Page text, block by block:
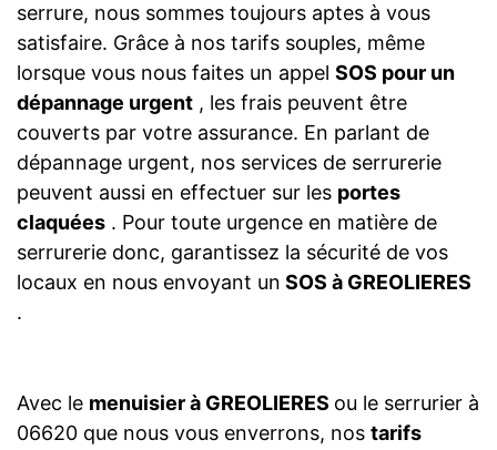
serrure, nous sommes toujours aptes à vous
satisfaire. Grâce à nos tarifs souples, même
lorsque vous nous faites un appel SOS pour un
dépannage urgent , les frais peuvent être
couverts par votre assurance. En parlant de
dépannage urgent, nos services de serrurerie
peuvent aussi en effectuer sur les portes
claquées . Pour toute urgence en matière de
serrurerie donc, garantissez la sécurité de vos
locaux en nous envoyant un SOS à GREOLIERES
.
Avec le menuisier à GREOLIERES ou le serrurier à
06620 que nous vous enverrons, nos tarifs